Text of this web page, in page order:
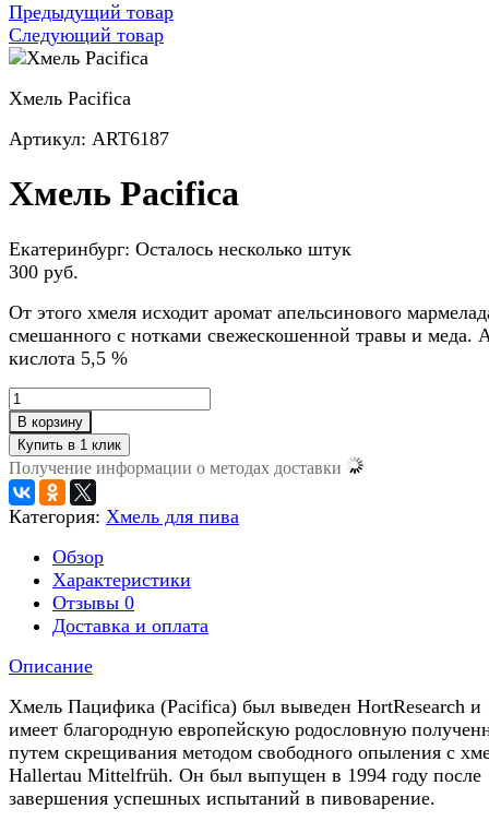
Предыдущий товар
Следующий товар
Хмель Pacifica
Артикул: ART6187
Хмель Pacifica
Екатеринбург: Осталось несколько штук
300 руб.
От этого хмеля исходит аромат апельсинового
смешанного с нотками свежескошенной травы и меда.
кислота 5,5 %
В корзину
Получение информации о методах доставки
Категория: Хмель для пива
Обзор
Характеристики
Отзывы 0
Доставка и оплата
Описание
Хмель Пацифика (Pacifica) был выведен HortResearch и
имеет благородную европейскую родословную
путем скрещивания методом свободного опыления с
Hallertau Mittelfrüh. Он был выпущен в 1994 году после
завершения успешных испытаний в пивоварение.